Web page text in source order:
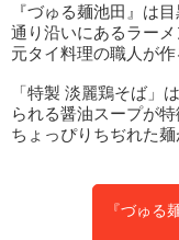
『づゅる麺池田』は
通り沿いにあるラーメ
元タイ料理の職人が作
「特製 淡麗鶏そば」
られる醤油スープが特
ちょっぴりちぢれた麺
『づゅる